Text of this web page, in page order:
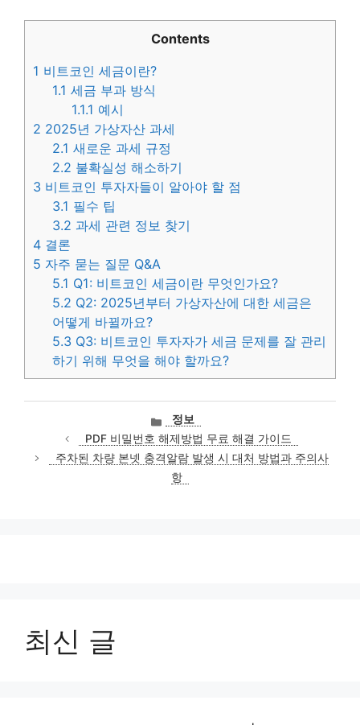
Contents
1 비트코인 세금이란?
1.1 세금 부과 방식
1.1.1 예시
2 2025년 가상자산 과세
2.1 새로운 과세 규정
2.2 불확실성 해소하기
3 비트코인 투자자들이 알아야 할 점
3.1 필수 팁
3.2 과세 관련 정보 찾기
4 결론
5 자주 묻는 질문 Q&A
5.1 Q1: 비트코인 세금이란 무엇인가요?
5.2 Q2: 2025년부터 가상자산에 대한 세금은
어떻게 바뀔까요?
5.3 Q3: 비트코인 투자자가 세금 문제를 잘 관리
하기 위해 무엇을 해야 할까요?
카
테
고
리
정보
PDF 비밀번호 해제방법 무료 해결 가이드
주차된 차량 본넷 충격알람 발생 시 대처 방법과 주의사
항
최신 글